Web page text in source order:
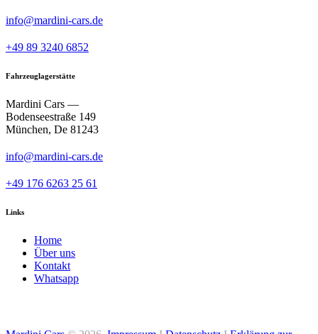
info@mardini-cars.de
+49 89 3240 6852
Fahrzeuglagerstätte
Mardini Cars —
Bodenseestraße 149
München, De 81243
info@mardini-cars.de
+49 176 6263 25 61
Links
Home
Über uns
Kontakt
Whatsapp